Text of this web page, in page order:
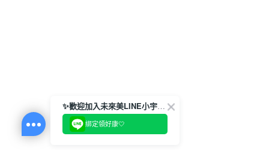
✨歡迎加入未來美LINE小宇宙💫
綁定領好康🤍